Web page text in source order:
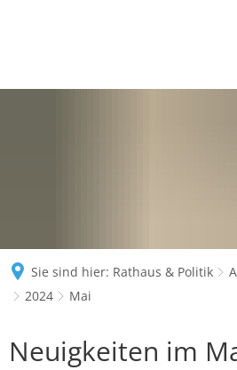
Sie sind hier: Rathaus & Politik
2024
Mai
Mai
Neuigkeiten im